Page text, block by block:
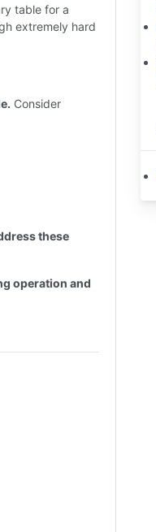
table for a
extremely hard
Consider
these
operation and